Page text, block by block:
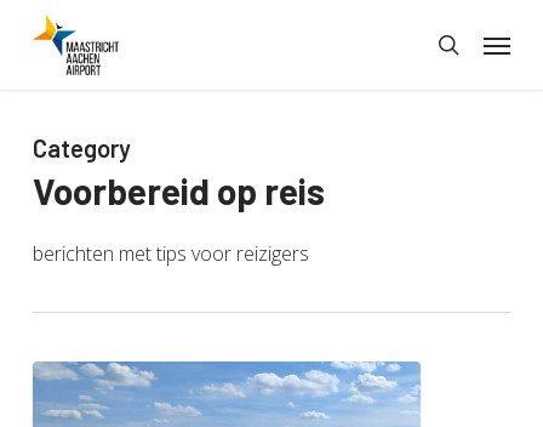
search
Menu
Category
Voorbereid op reis
berichten met tips voor reizigers
5
tips